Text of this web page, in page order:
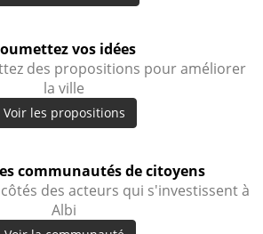
vos idées
des propositions pour améliorer
la ville
Voir les propositions
communautés de citoyens
des acteurs qui s'investissent à
Albi